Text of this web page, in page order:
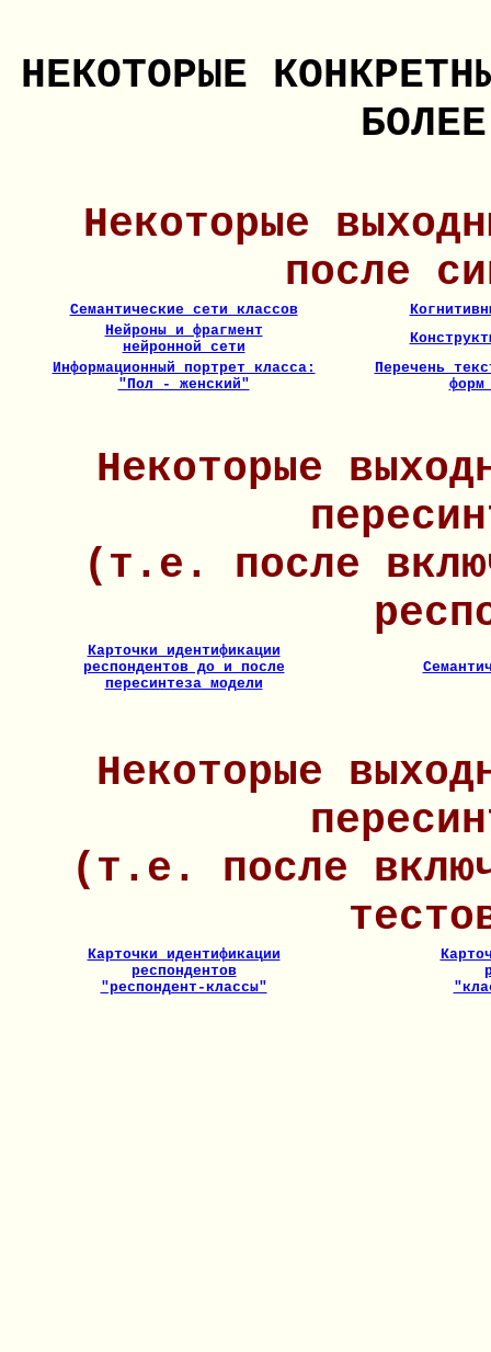
НЕКОТОРЫЕ
Некоторые
после
Семантические сети классов
Нейроны и фрагмент
нейронной сети
Информационный портрет класса:
"Пол - женский"
Перечень
форм
Некоторые
(т.е. после
Карточки идентификации
респондентов до и после
пересинтеза модели
Некоторые
(т.е. после
Карточки идентификации
респондентов
"респондент-классы"